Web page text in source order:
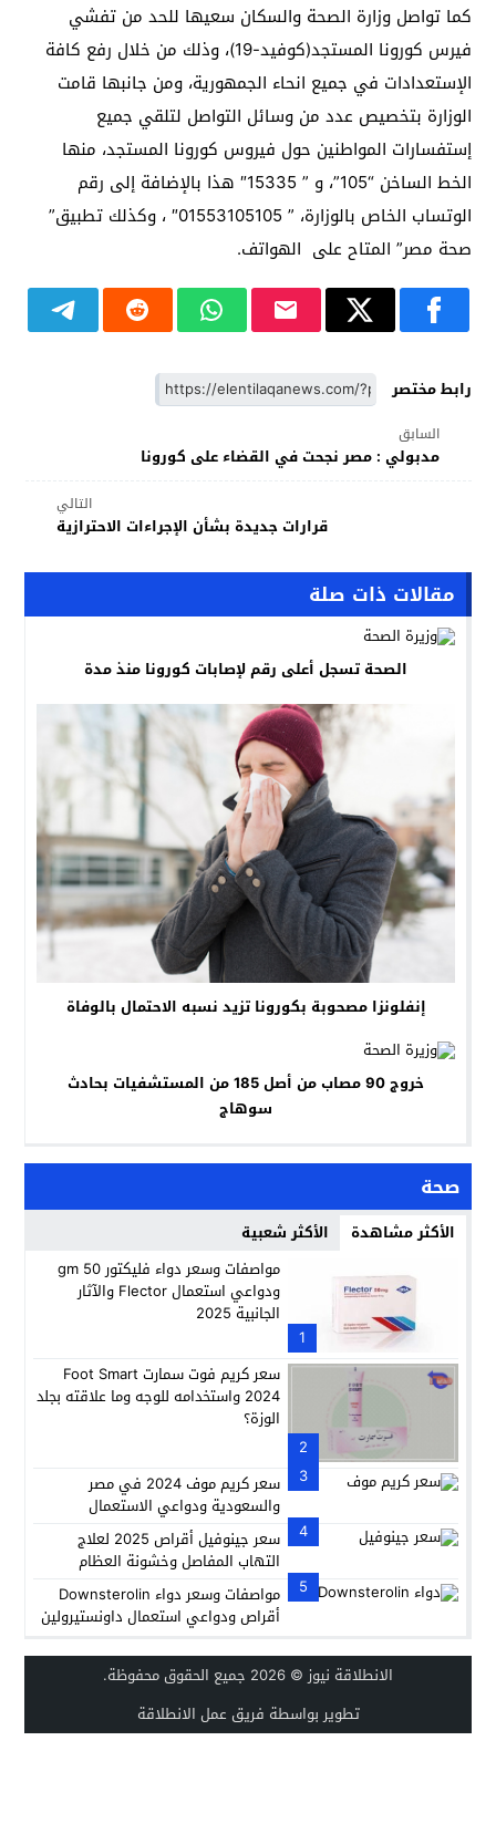
كما تواصل وزارة الصحة والسكان سعيها للحد من تفشي
فيرس كورونا المستجد(كوفيد-19)، وذلك من خلال رفع كافة
الإستعدادات في جميع انحاء الجمهورية، ومن جانبها قامت
الوزارة بتخصيص عدد من وسائل التواصل لتلقي جميع
إستفسارات المواطنين حول فيروس كورونا المستجد، منها
الخط الساخن “105”، و ” 15335″ هذا بالإضافة إلى رقم
الوتساب الخاص بالوزارة، ” 01553105105″ ، وكذلك تطبيق”
صحة مصر” المتاح على الهواتف.
رابط مختصر
السابق
مدبولي : مصر نجحت في القضاء على كورونا
التالي
قرارات جديدة بشأن الإجراءات الاحترازية
مقالات ذات صلة
الصحة تسجل أعلى رقم لإصابات كورونا منذ مدة
إنفلونزا مصحوبة بكورونا تزيد نسبه الاحتمال بالوفاة
خروج 90 مصاب من أصل 185 من المستشفيات بحادث
سوهاج
صحة
الأكثر مشاهدة الأكثر شعبية
1
مواصفات وسعر دواء فليكتور 50 gm
ودواعي استعمال Flector والآثار
الجانبية 2025
2
سعر كريم فوت سمارت Foot Smart
2024 واستخدامه للوجه وما علاقته بجلد
الوزة؟
3
سعر كريم موف 2024 في مصر
والسعودية ودواعي الاستعمال
4
سعر جينوفيل أقراص 2025 لعلاج
التهاب المفاصل وخشونة العظام
5
مواصفات وسعر دواء Downsterolin
أقراص ودواعي استعمال داونستيرولين
الانطلاقة نيوز© 2026 جميع الحقوق محفوظة.
تطوير بواسطة فريق عمل الانطلاقة